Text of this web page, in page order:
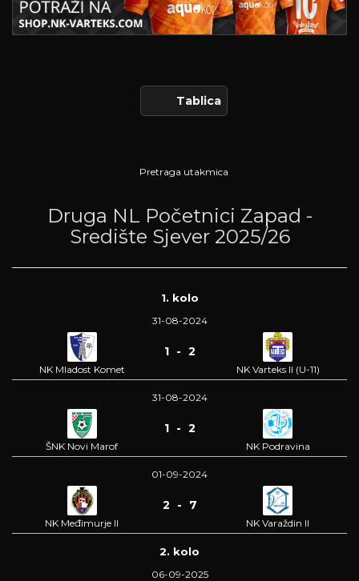
Tablica
Pretraga utakmica
Druga NL Početnici Zapad -
Središte Sjever 2025/26
1. kolo
31-08-2024
NK Mladost Komet
1 - 2
NK Varteks II (U-11)
31-08-2024
ŠNK Novi Marof
1 - 2
NK Podravina
01-09-2024
NK Međimurje II
2 - 7
NK Varaždin II
2. kolo
06-09-2025